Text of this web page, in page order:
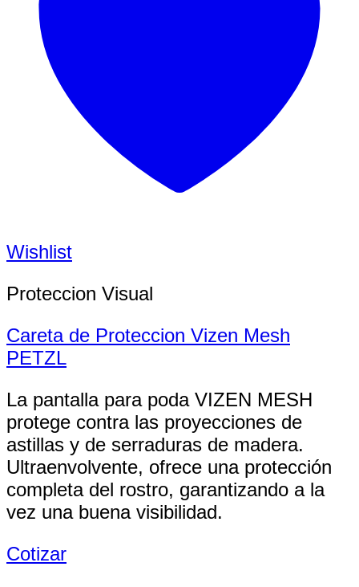
Wishlist
Proteccion Visual
Careta de Proteccion Vizen Mesh
PETZL
La pantalla para poda VIZEN MESH
protege contra las proyecciones de
astillas y de serraduras de madera.
Ultraenvolvente, ofrece una protección
completa del rostro, garantizando a la
vez una buena visibilidad.
Cotizar